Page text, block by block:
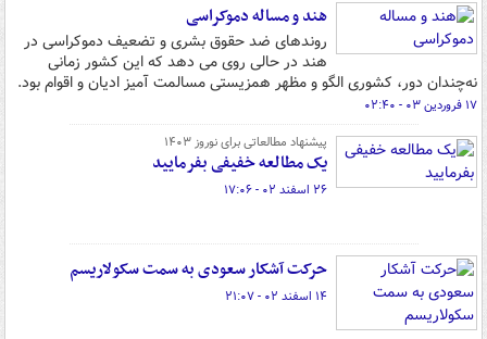
هند و مساله دموکراسی
روندهای ضد حقوق بشری و تضعیف دموکراسی در
هند در حالی روی می دهد که این کشور زمانی
نه‌چندان دور، کشوری الگو و مظهر همزیستی مسالمت آمیز ادیان و اقوام بود.
۱۷ فروردین ۰۳ - ۰۲:۴۰
پیشنهاد مطالعاتی برای نوروز ۱۴۰۳
یک مطالعه خفیفی بفرمایید
۲۶ اسفند ۰۲ - ۱۷:۰۶
حرکت آشکار سعودی به سمت سکولاریسم
۱۴ اسفند ۰۲ - ۲۱:۰۷